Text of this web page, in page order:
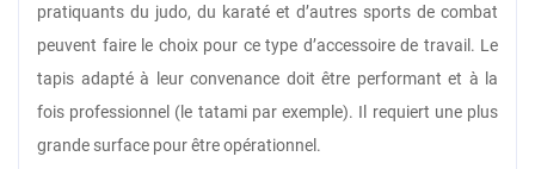
pratiquants du judo, du karaté et d’autres sports de combat
peuvent faire le choix pour ce type d’accessoire de travail. Le
tapis adapté à leur convenance doit être performant et à la
fois professionnel (le tatami par exemple). Il requiert une plus
grande surface pour être opérationnel.